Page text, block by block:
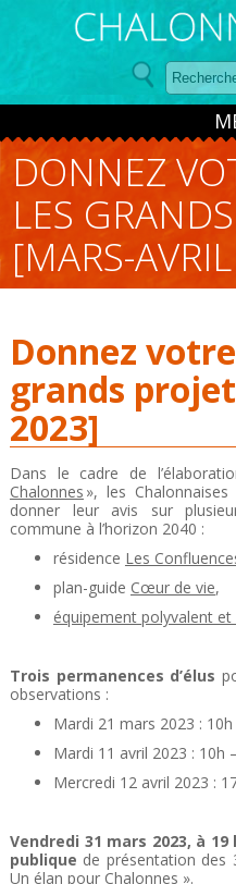
Panneau de gestion des
DONNEZ
LES
[MARS-
Donnez
grands
2023]
Dans le cadre de
Chalonnes », les
donner leur avis sur
commune à l’horizon 2040 :
résidence Les
plan-guide Cœur de vie,
équipement polyvalent et
Trois permanences d’élus
observations :
Mardi 21 mars 2023 :
Mardi 11 avril 2023 : 10h
Mercredi 12 avril 2023 :
Vendredi 31 mars 2023, à
publique de présentation des
Un élan pour Chalonnes ».